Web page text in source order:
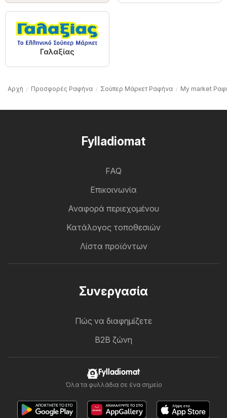
Γαλαξίας
Αρχή Προσφορές Ραφήνα Σούπερ Μάρκετ Ραφήνα My market
Fylladiomat
FAQ
Επικοινωνία
Αναφορά περιεχομένου
Κατάλογος τοποθεσιών
Λίστα προϊόντων
Συνεργασία
Πώς να διαφημίζετε
B2B ζώνη
Fylladiomat
Όλα τα φυλλάδια σε ένα σημείο